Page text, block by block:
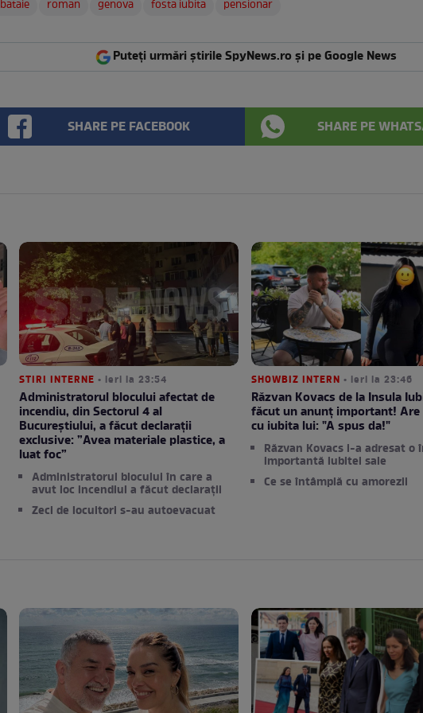
bataie roman genova fosta iubita pensionar
Puteți urmări știrile SpyNews.ro și pe Google News
SHARE PE FACEBOOK SHARE PE
STIRI INTERNE • ieri la 23:54
Administratorul blocului afectat de
incendiu, din Sectorul 4 al
Bucureștiului, a făcut declarații
exclusive: ”Avea materiale plastice, a
luat foc”
Administratorul blocului în care a
avut loc incendiul a făcut declarații
Zeci de locuitori s-au autoevacuat
SHOWBIZ INTERN • ieri la 23:46
Răzvan Kovacs de la Insula
făcut un anunț important! Are
cu iubita lui: "A spus da!"
Răzvan Kovacs i-a adresat o
importantă iubitei sale
Ce se întâmplă cu amorezii